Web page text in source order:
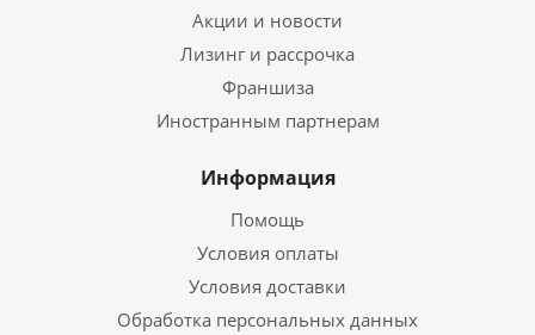
Акции и новости
Лизинг и рассрочка
Франшиза
Иностранным партнерам
Информация
Помощь
Условия оплаты
Условия доставки
Обработка персональных данных